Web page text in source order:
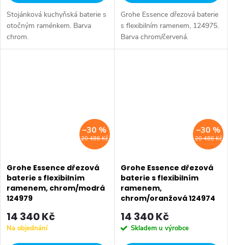
Stojánková kuchyňská baterie s
otočným raménkem. Barva
chrom.
Grohe Essence dřezová baterie
s flexibilním ramenem, 124975.
Barva chrom/červená.
20 486 Kč
–30 %
Grohe Essence dřezová
baterie s flexibilním
ramenem, chrom/modrá
124979
14 340 Kč
Na objednání
20 486 Kč
–30 %
Grohe Essence dřezová
baterie s flexibilním
ramenem,
chrom/oranžová 124974
14 340 Kč
Skladem u výrobce